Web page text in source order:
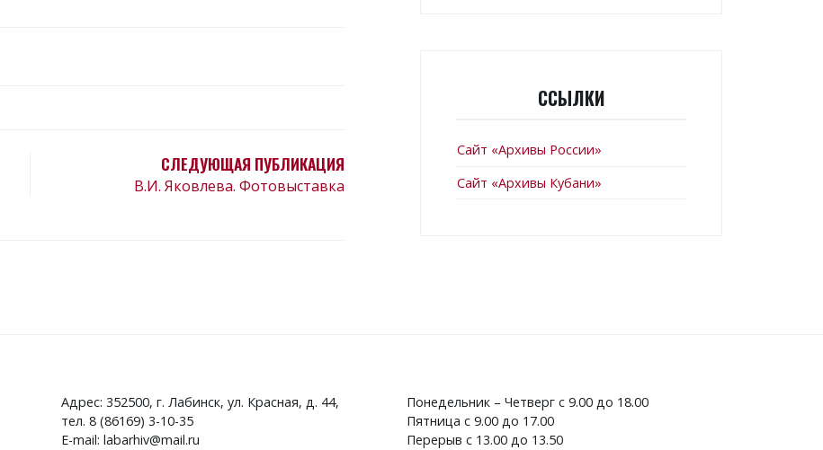
СЛЕДУЮЩАЯ ПУБЛИКАЦИЯ
В.И. Яковлева. Фотовыставка
ССЫЛКИ
Сайт «Архивы России»
Сайт «Архивы Кубани»
Адрес: 352500, г. Лабинск, ул. Красная, д. 44,
тел. 8 (86169) 3-10-35
E-mail: labarhiv@mail.ru
Понедельник – Четверг с 9.00 до 18.00
Пятница с 9.00 до 17.00
Перерыв с 13.00 до 13.50